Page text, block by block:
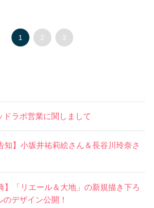
1 2 3
ドラボ営業に関しまして
知】小坂井祐莉絵さん＆長谷川玲奈さ
】「リエール＆大地」の新規描き下ろ
デザイン公開！